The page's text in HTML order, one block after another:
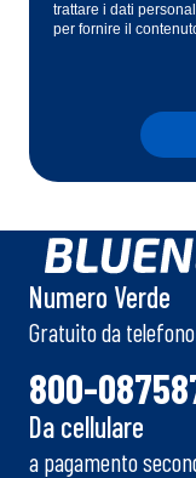
trattare i dati
per fornire il
Numero Verde
Gratuito da
800-
Da cellulare
a pagamento